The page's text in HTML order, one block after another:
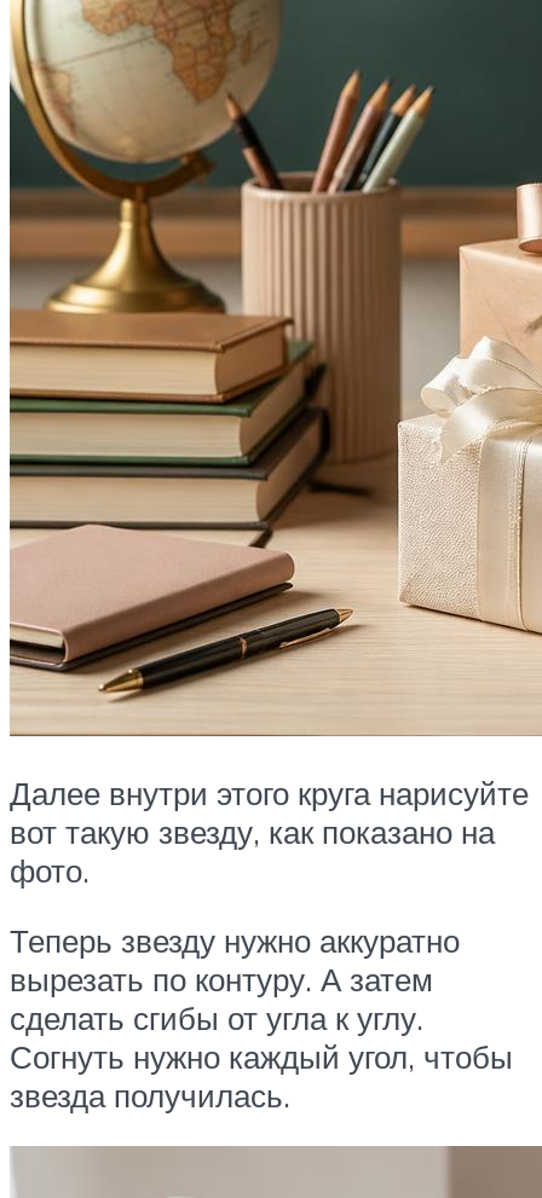
Далее внутри этого круга нарисуйте
вот такую звезду, как показано на
фото.
Теперь звезду нужно аккуратно
вырезать по контуру. А затем
сделать сгибы от угла к углу.
Согнуть нужно каждый угол, чтобы
звезда получилась.